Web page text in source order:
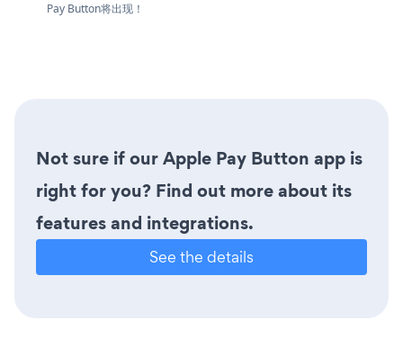
Pay Button将出现！
Not sure if our Apple Pay Button app is
right for you? Find out more about its
features and integrations.
See the details